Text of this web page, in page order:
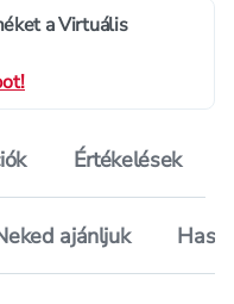
a Virtuális
Értékelések
ajánljuk